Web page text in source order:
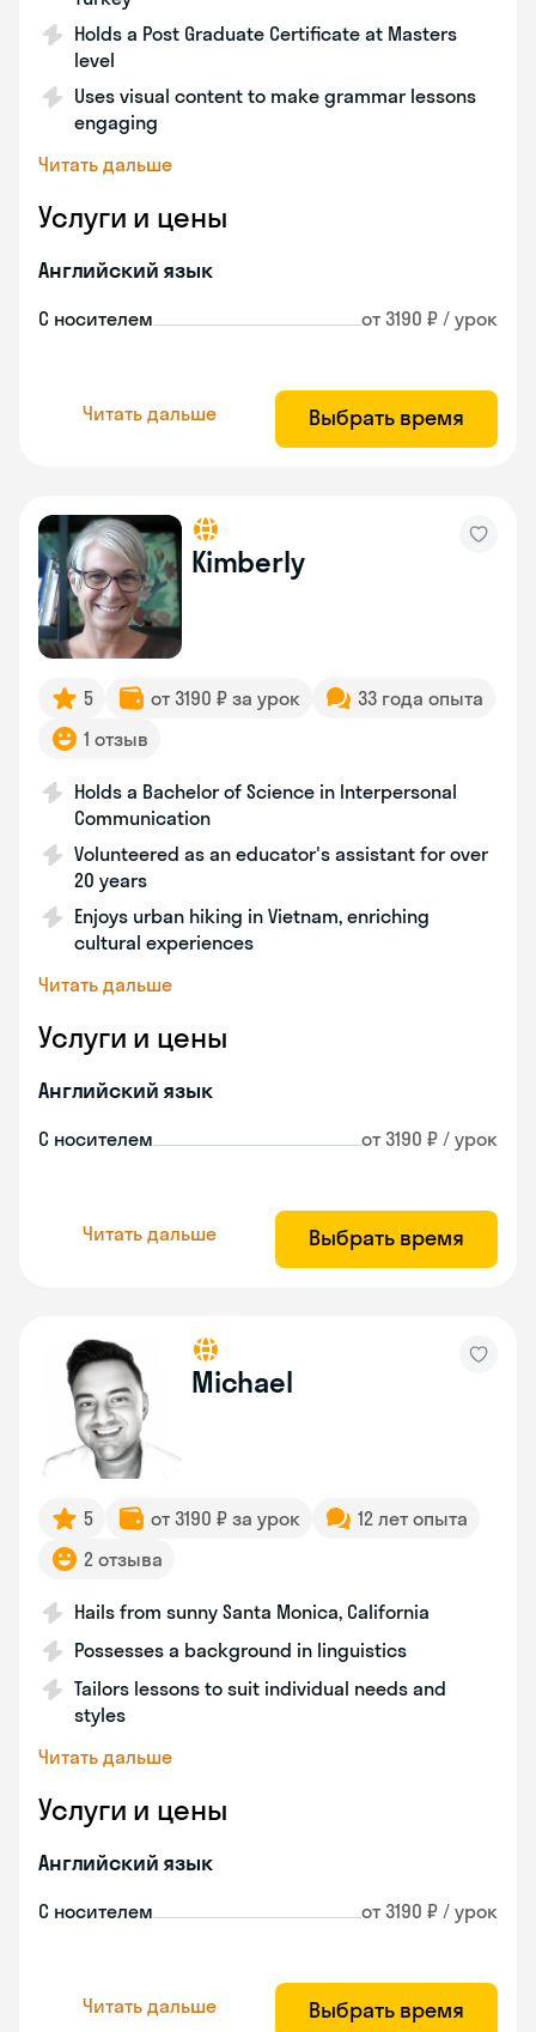
Holds a Post Graduate Certificate at Masters
level
Uses visual content to make grammar lessons
engaging
Читать дальше
Услуги и цены
Английский язык
С носителем от 3190 ₽ / урок
Читать дальше Выбрать время
Kimberly
5 от 3190 ₽ за урок
33 года опыта
1 отзыв
Holds a Bachelor of Science in Interpersonal
Communication
Volunteered as an educator's assistant for over
20 years
Enjoys urban hiking in Vietnam, enriching
cultural experiences
Читать дальше
Услуги и цены
Английский язык
С носителем от 3190 ₽ / урок
Читать дальше Выбрать время
Michael
5 от 3190 ₽ за урок
12 лет опыта
2 отзыва
Hails from sunny Santa Monica, California
Possesses a background in linguistics
Tailors lessons to suit individual needs and
styles
Читать дальше
Услуги и цены
Английский язык
С носителем от 3190 ₽ / урок
Читать дальше Выбрать время